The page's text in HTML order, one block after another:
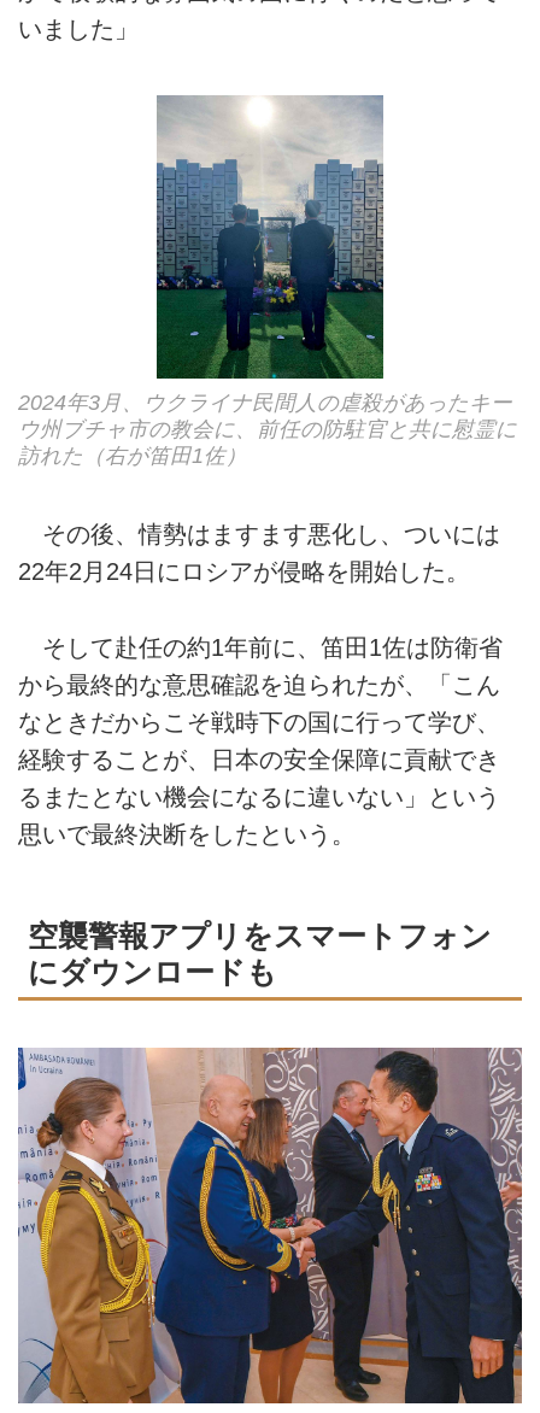
いました」
2024年3月、ウクライナ民間人の虐殺があったキー
ウ州ブチャ市の教会に、前任の防駐官と共に慰霊に
訪れた（右が笛田1佐）
その後、情勢はますます悪化し、ついには
22年2月24日にロシアが侵略を開始した。
そして赴任の約1年前に、笛田1佐は防衛省
から最終的な意思確認を迫られたが、「こん
なときだからこそ戦時下の国に行って学び、
経験することが、日本の安全保障に貢献でき
るまたとない機会になるに違いない」という
思いで最終決断をしたという。
空襲警報アプリをスマートフォン
にダウンロードも